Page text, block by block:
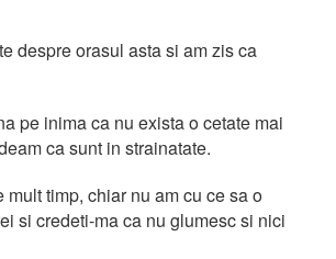
despre orasul asta si am zis ca
pe inima ca nu exista o cetate mai
ca sunt in strainatate.
timp, chiar nu am cu ce sa o
si credeti-ma ca nu glumesc si nici